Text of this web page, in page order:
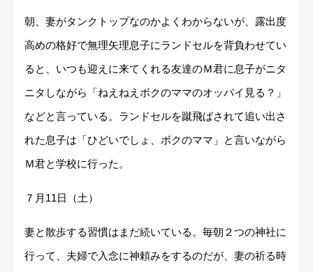
朝、妻がタンクトップなのかよくわからないが、露出度
高めの格好で無理矢理息子にランドセルを背負わせてい
ると、いつも迎えに来てくれる友達のＭ君に息子がニタ
ニタしながら「ねえねえボクのママのオッパイ見る？」
などと言っている。ランドセルを蹴飛ばされて追い出さ
れた息子は「ひどいでしょ、ボクのママ」と言いながら
Ｍ君と学校に行った。
７月11日（土）
妻と散歩する習慣はまだ続いている。毎朝２つの神社に
行って、夫婦で入念に神頼みをするのだが、妻の祈る時